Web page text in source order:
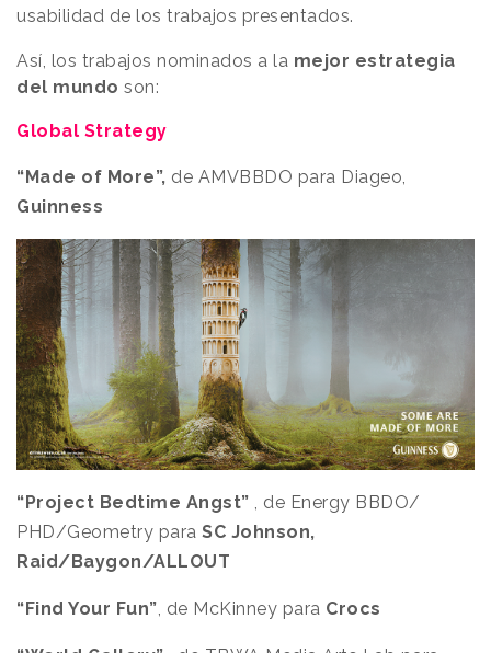
usabilidad de los trabajos presentados.
Así, los trabajos nominados a la mejor estrategia
del mundo son:
Global Strategy
“Made of More”, de AMVBBDO para Diageo,
Guinness
“Project Bedtime Angst” , de Energy BBDO/
PHD/Geometry para SC Johnson,
Raid/Baygon/ALLOUT
“Find Your Fun” , de McKinney para Crocs